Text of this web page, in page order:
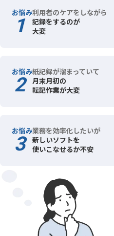
お悩み
1
利用者のケアをしながら
記録をするのが
大変
お悩み
2
紙記録が溜まっていて
月末月初の
転記作業が大変
お悩み
3
業務を効率化したいが
新しいソフトを
使いこなせるか不安